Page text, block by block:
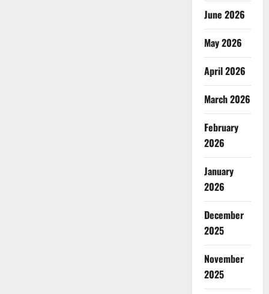
June 2026
May 2026
April 2026
March 2026
February
2026
January
2026
December
2025
November
2025